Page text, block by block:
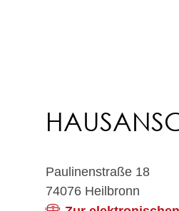
Paulinenstraße 18
74076 Heilbronn